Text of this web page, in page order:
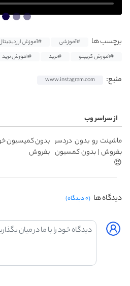
برچسب ها #آموزشی #آموزش
#آموزش کریپتو
#ترید #آموزش ترید
منبع: www.instagram.com
از سراسر وب
ماشینت رو بدون دردسر
بفروش | بدون کمسیون
😍
بدون کمیسیون
بفروش
دیدگاه ها (۰ دیدگاه)